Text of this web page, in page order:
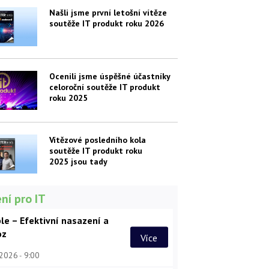
Našli jsme první letošní vítěze
soutěže IT produkt roku 2026
Ocenili jsme úspěšné účastníky
celoroční soutěže IT produkt
roku 2025
Vítězové posledního kola
soutěže IT produkt roku
2025 jsou tady
pro IT
– Efektivní nasazení a
9:00
Více